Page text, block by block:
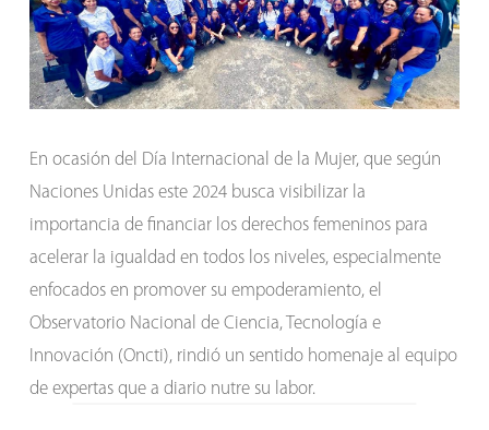
En ocasión del Día Internacional de la Mujer, que según
Naciones Unidas este 2024 busca visibilizar la
importancia de financiar los derechos femeninos para
acelerar la igualdad en todos los niveles, especialmente
enfocados en promover su empoderamiento, el
Observatorio Nacional de Ciencia, Tecnología e
Innovación (Oncti), rindió un sentido homenaje al equipo
de expertas que a diario nutre su labor.